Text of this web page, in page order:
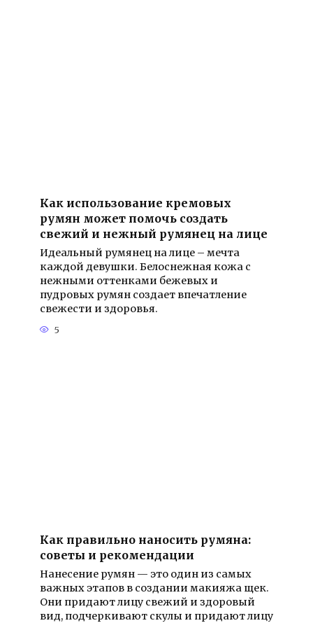
Как использование кремовых
румян может помочь создать
свежий и нежный румянец на лице
Идеальный румянец на лице – мечта
каждой девушки. Белоснежная кожа с
нежными оттенками бежевых и
пудровых румян создает впечатление
свежести и здоровья.
5
Как правильно наносить румяна:
советы и рекомендации
Нанесение румян — это один из самых
важных этапов в создании макияжа щек.
Они придают лицу свежий и здоровый
вид, подчеркивают скулы и придают лицу